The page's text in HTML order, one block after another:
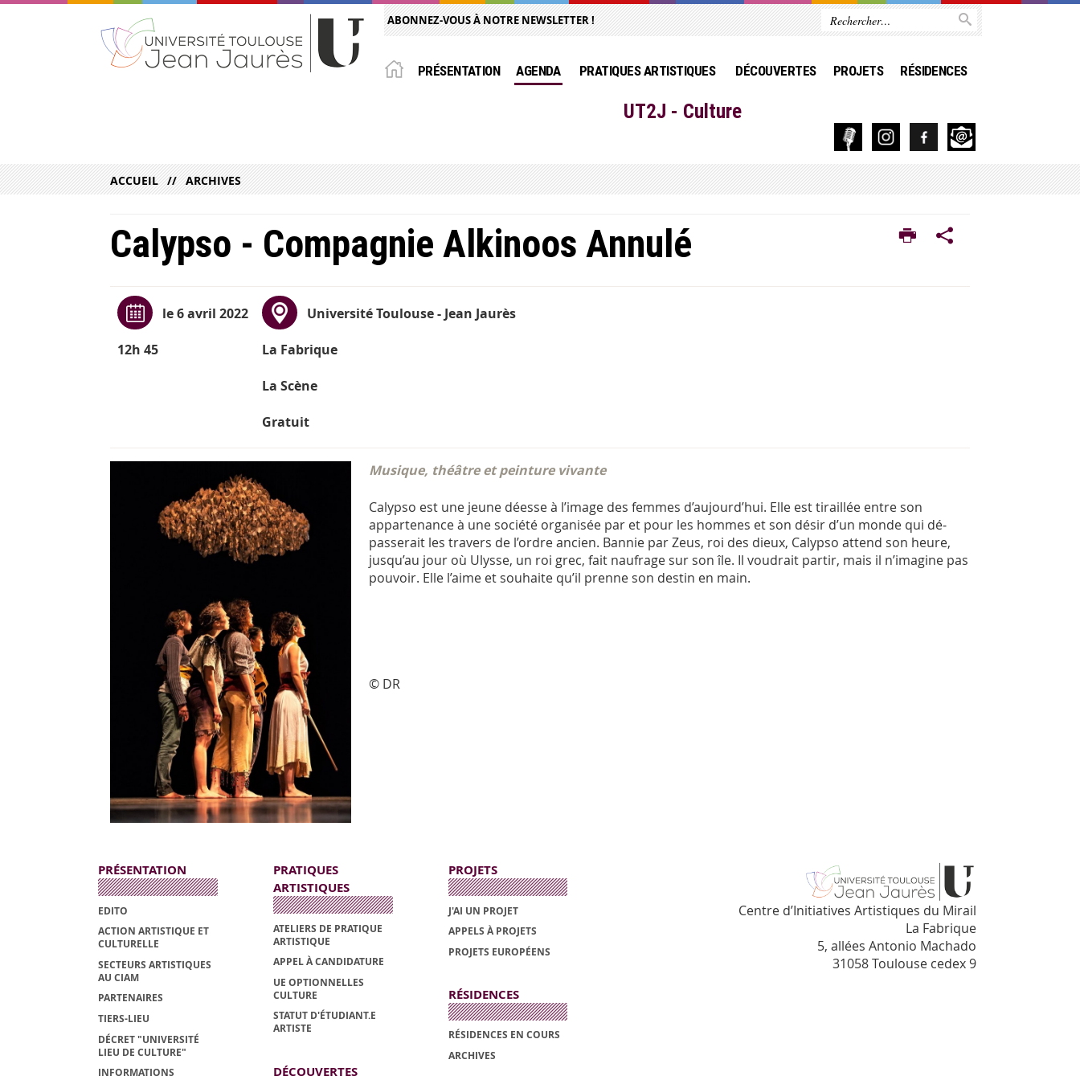
ABONNEZ-VOUS À NOTRE NEWSLETTER !
PRÉSENTATION AGENDA PRATIQUES ARTISTIQUES DÉCOUVERTES PROJETS RÉSIDENCES
UT2J - Culture
ACCUEIL ARCHIVES
Calypso - Compagnie Alkinoos Annulé
le 6 avril 2022
12h 45
Université Toulouse - Jean Jaurès
La Fabrique
La Scène
Gratuit
Musique, théâtre et peinture vivante
Calypso est une jeune déesse à l’image des femmes d’aujourd’hui. Elle est tiraillée entre son
appartenance à une société organisée par et pour les hommes et son désir d’un monde qui dé­
passerait les travers de l’ordre ancien. Bannie par Zeus, roi des dieux, Calypso attend son heure,
jusqu’au jour où Ulysse, un roi grec, fait naufrage sur son île. Il voudrait partir, mais il n’imagine pas
pouvoir. Elle l’aime et souhaite qu’il prenne son destin en main.
© DR
PRÉSENTATION
EDITO
ACTION ARTISTIQUE ET
CULTURELLE
SECTEURS ARTISTIQUES
AU CIAM
PARTENAIRES
TIERS-LIEU
DÉCRET "UNIVERSITÉ
LIEU DE CULTURE"
INFORMATIONS
PRATIQUES
ARTISTIQUES
ATELIERS DE PRATIQUE
ARTISTIQUE
APPEL À CANDIDATURE
UE OPTIONNELLES
CULTURE
STATUT D'ÉTUDIANT.E
ARTISTE
DÉCOUVERTES
PROJETS
J'AI UN PROJET
APPELS À PROJETS
PROJETS EUROPÉENS
RÉSIDENCES
RÉSIDENCES EN COURS
ARCHIVES
Centre d’Initiatives Artistiques du Mirail
La Fabrique
5, allées Antonio Machado
31058 Toulouse cedex 9